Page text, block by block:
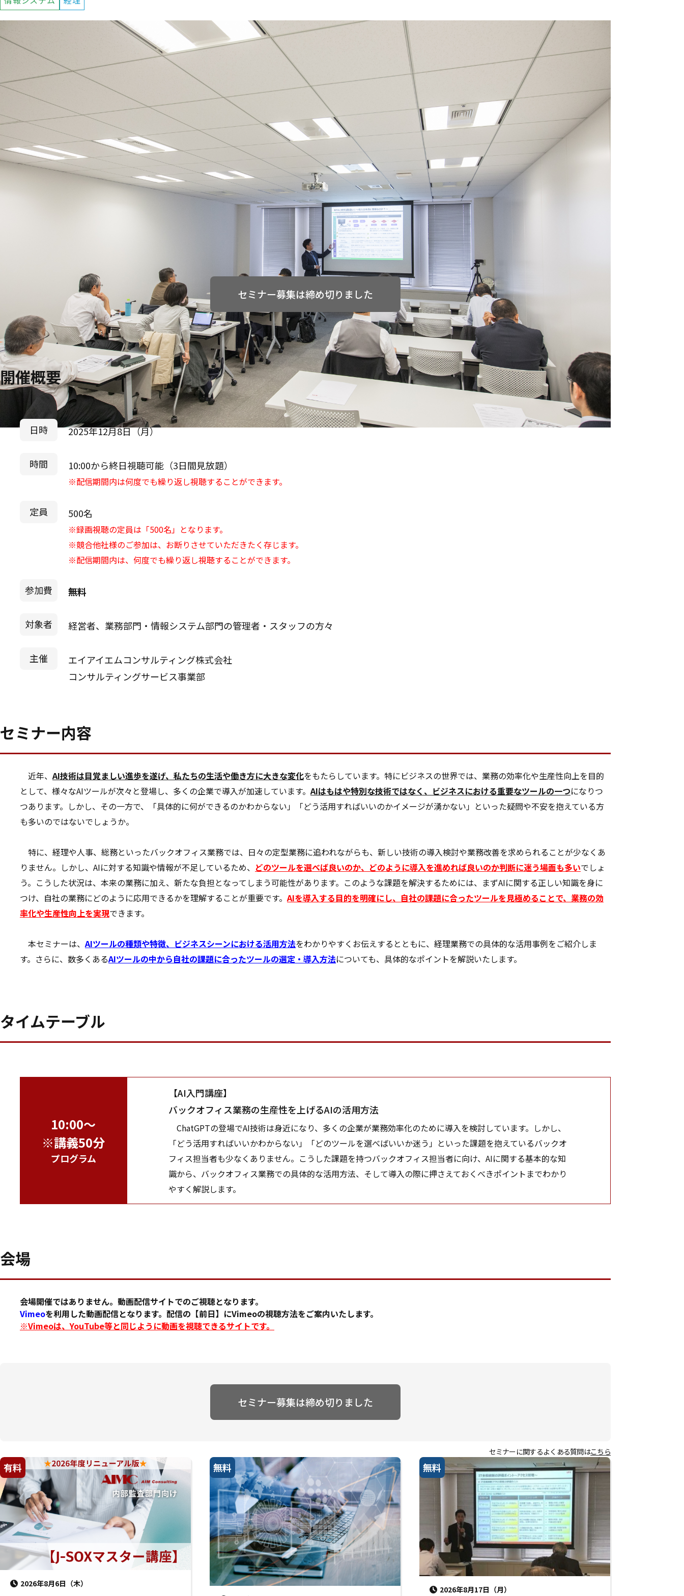
セミナー募集は締め切りました
開催概要
日時 2025年12月8日（月）
時間 10:00から終日視聴可能（3日間見放題）
※配信期間内は何度でも繰り返し視聴することができます。
定員 500名
※録画視聴の定員は「500名」となります。
※競合他社様のご参加は、お断りさせていただきたく存じます。
※配信期間内は、何度でも繰り返し視聴することができます。
参加費 無料
対象者 経営者、業務部門・情報システム部門の管理者・スタッフの方々
主催
エイアイエムコンサルティング株式会社
コンサルティングサービス事業部
セミナー内容
近年、 AI技術は目覚ましい進歩を遂げ、私たちの生活や働き方に大きな変化をもたらしています。特にビジネスの世界では、業務の効率化や生産性向上を目的
として、様々なAIツールが次々と登場し、多くの企業で導入が加速しています。 AIはもはや特別な技術ではなく、ビジネスにおける重要なツールの一つになりつ
つあります。しかし、その一方で、「具体的に何ができるのかわからない」「どう活用すればいいのかイメージが湧かない」といった疑問や不安を抱えている方
も多いのではないでしょうか。
特に、経理や人事、総務といったバックオフィス業務では、日々の定型業務に追われながらも、新しい技術の導入検討や業務改善を求められることが少なくあ
りません。しかし、AIに対する知識や情報が不足しているため、 どのツールを選べば良いのか、どのように導入を進めれば良いのか判断に迷う場面も多いでしょ
う。こうした状況は、本来の業務に加え、新たな負担となってしまう可能性があります。このような課題を解決するためには、まずAIに関する正しい知識を身に
つけ、自社の業務にどのように応用できるかを理解することが重要です。 AIを導入する目的を明確にし、自社の課題に合ったツールを見極めることで、業務の効
率化や生産性向上を実現できます。
本セミナーは、 AIツールの種類や特徴、ビジネスシーンにおける活用方法をわかりやすくお伝えするとともに、経理業務での具体的な活用事例をご紹介しま
す。さらに、数多くあるAIツールの中から自社の課題に合ったツールの選定・導入方法についても、具体的なポイントを解説いたします。
タイムテーブル
10:00～
※講義50分
プログラム
【AI入門講座】
バックオフィス業務の生産性を上げるAIの活用方法
ChatGPTの登場でAI技術は身近になり、多くの企業が業務効率化のために導入を検討しています。しかし、
「どう活用すればいいかわからない」「どのツールを選べばいいか迷う」といった課題を抱えているバックオ
フィス担当者も少なくありません。こうした課題を持つバックオフィス担当者に向け、AIに関する基本的な知
識から、バックオフィス業務での具体的な活用方法、そして導入の際に押さえておくべきポイントまでわかり
やすく解説します。
会場
会場開催ではありません。動画配信サイトでのご視聴となります。
Vimeoを利用した動画配信となります。配信の【前日】にVimeoの視聴方法をご案内いたします。
※Vimeoは、YouTube等と同じように動画を視聴できるサイトです。
セミナー募集は締め切りました
セミナーに関するよくある質問はこちら
有料
2026年8月6日（木）
無料 無料
2026年8月17日（月）